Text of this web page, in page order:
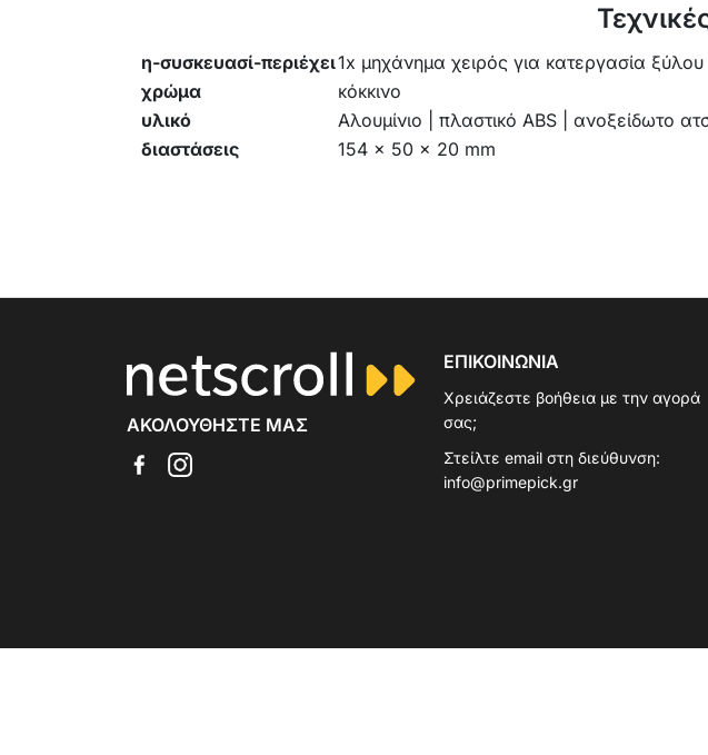
η-συσκευασί-περιέχει1x μηχάνημα χειρός για κατεργασία ξύλου
χρώμα
κόκκινο
υλικό
Αλουμίνιο | πλαστικό ABS | ανοξείδωτο
διαστάσεις
154 x 50 x 20 mm
ΑΚΟΛΟΥΘΉΣΤΕ ΜΑΣ
ΕΠΙΚΟΙΝΩΝΊΑ
Χρειάζεστε βοήθεια με την αγορά
σας;
Στείλτε email στη διεύθυνση:
info@primepick.gr